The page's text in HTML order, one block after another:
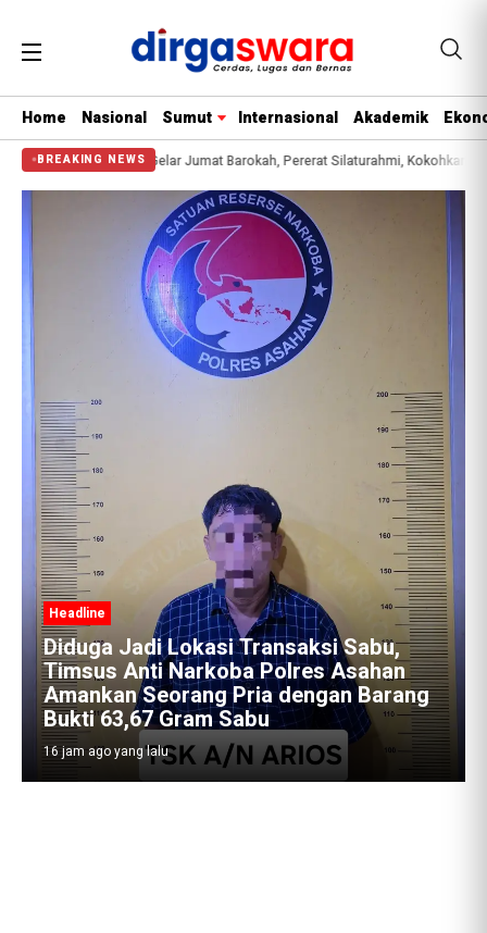
Home Nasional Sumut Internasional Akademik
BREAKING NEWS
Medan Gelar Jumat Barokah, Pererat Silaturahmi, Kokohkan Sinergi
Transaksi Sabu,
Polres Asahan
Pria dengan Barang
Headline
Satres Narkoba
Amankan Pria
19,60 Gram Barang
16 jam ago yang lalu